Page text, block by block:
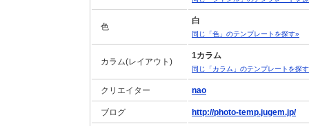
色
白
同じ「色」のテンプレートを探す»
カラム(レイアウト)
1カラム
同じ「カラム」のテンプレートを探
クリエイター nao
ブログ http://photo-temp.jugem.jp/